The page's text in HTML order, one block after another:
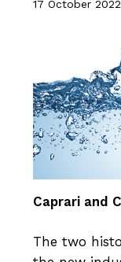
17 October 2022
Caprari and
The two